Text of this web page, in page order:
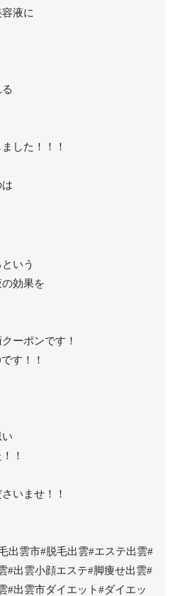
液に
した！！！
いう
効果を
ーポンです！
す！！
！
いませ！！
出雲市#脱毛出雲#エステ出雲#
#出雲小顔エステ#脚痩せ出雲#
#出雲市ダイエット#ダイエッ